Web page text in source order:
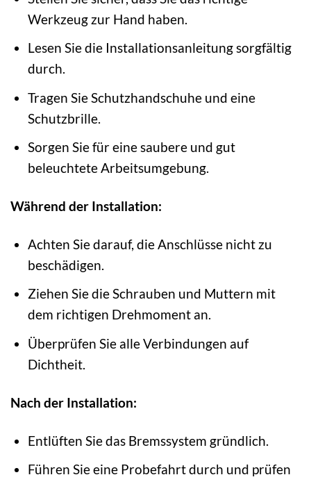
Werkzeug zur Hand haben.
Lesen Sie die Installationsanleitung sorgfältig
durch.
Tragen Sie Schutzhandschuhe und eine
Schutzbrille.
Sorgen Sie für eine saubere und gut
beleuchtete Arbeitsumgebung.
Während der Installation:
Achten Sie darauf, die Anschlüsse nicht zu
beschädigen.
Ziehen Sie die Schrauben und Muttern mit
dem richtigen Drehmoment an.
Überprüfen Sie alle Verbindungen auf
Dichtheit.
Nach der Installation:
Entlüften Sie das Bremssystem gründlich.
Führen Sie eine Probefahrt durch und prüfen